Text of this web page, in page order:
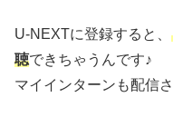
U-NEXTに登録すると、
聴できちゃうんです♪
マイインターンも配信